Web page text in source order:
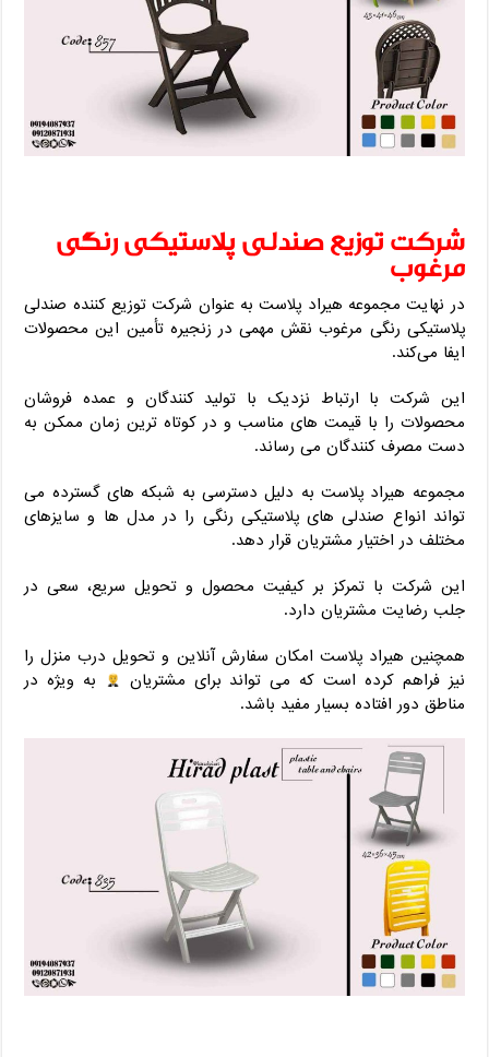
شرکت توزیع صندلی پلاستیکی رنگی
مرغوب
در نهایت مجموعه هیراد پلاست به عنوان شرکت توزیع کننده صندلی
پلاستیکی رنگی مرغوب نقش مهمی در زنجیره تأمین این محصولات
ایفا می‌کند.
این شرکت با ارتباط نزدیک با تولید کنندگان و عمده فروشان
محصولات را با قیمت های مناسب و در کوتاه ترین زمان ممکن به
دست مصرف کنندگان می رساند.
مجموعه هیراد پلاست به دلیل دسترسی به شبکه های گسترده می
تواند انواع صندلی های پلاستیکی رنگی را در مدل ها و سایزهای
مختلف در اختیار مشتریان قرار دهد.
این شرکت با تمرکز بر کیفیت محصول و تحویل سریع، سعی در
جلب رضایت مشتریان دارد.
همچنین هیراد پلاست امکان سفارش آنلاین و تحویل درب منزل را
نیز فراهم کرده است که می تواند برای مشتریان
به ویژه در
مناطق دور افتاده بسیار مفید باشد.